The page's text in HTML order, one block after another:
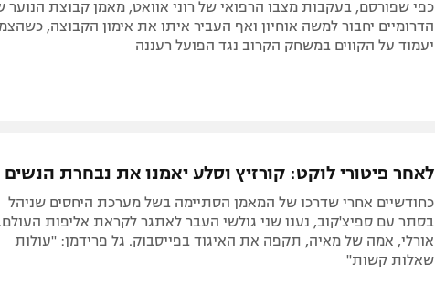
כפי שפורסם, בעקבות מצבו הרפואי של רוני אוואט, מאמן קבוצת הנוער
הדרומיים יחבור למשה אוחיון ואף העביר איתו את אימון הקבוצה,
יעמוד על הקווים במשחק הקרוב נגד הפועל רעננה
לאחר פיטורי לוקט: קורזיץ וסלע יאמנו את נבחרת הנשים
כחודשיים אחרי שדרכו של המאמן הסתיימה בשל מערכת היחסים שניהל
בסתר עם ספיצ'קוב, נענו שני גולשי העבר לאתגר לקראת אליפות העולם.
אורלי, אמה של מאיה, תקפה את האיגוד בפייסבוק. גל פרידמן: "עולות
שאלות קשות"